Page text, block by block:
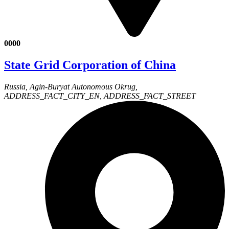
0000
State Grid Corporation of China
Russia, Agin-Buryat Autonomous Okrug,
ADDRESS_FACT_CITY_EN, ADDRESS_FACT_STREET